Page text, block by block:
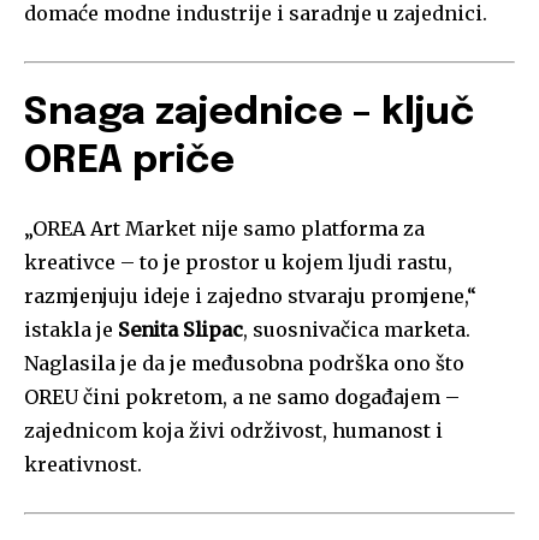
domaće modne industrije i saradnje u zajednici.
Snaga zajednice – ključ
OREA priče
„OREA Art Market nije samo platforma za
kreativce – to je prostor u kojem ljudi rastu,
razmjenjuju ideje i zajedno stvaraju promjene,“
istakla je Senita Slipac, suosnivačica marketa.
Naglasila je da je međusobna podrška ono što
OREU čini pokretom, a ne samo događajem –
zajednicom koja živi održivost, humanost i
kreativnost.